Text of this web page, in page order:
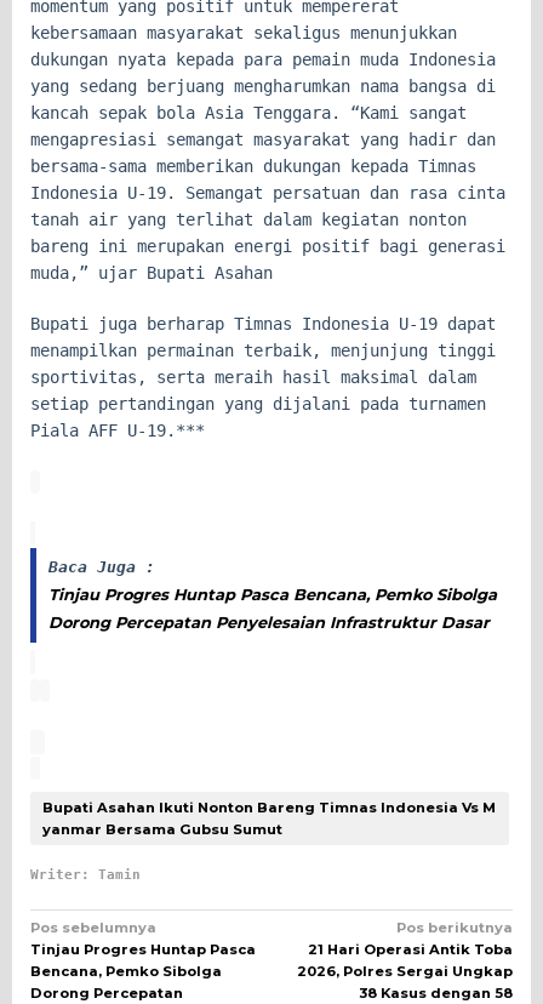
momentum yang positif untuk mempererat
kebersamaan masyarakat sekaligus menunjukkan
dukungan nyata kepada para pemain muda Indonesia
yang sedang berjuang mengharumkan nama bangsa di
kancah sepak bola Asia Tenggara. “Kami sangat
mengapresiasi semangat masyarakat yang hadir dan
bersama-sama memberikan dukungan kepada Timnas
Indonesia U-19. Semangat persatuan dan rasa cinta
tanah air yang terlihat dalam kegiatan nonton
bareng ini merupakan energi positif bagi generasi
muda,” ujar Bupati Asahan
Bupati juga berharap Timnas Indonesia U-19 dapat
menampilkan permainan terbaik, menjunjung tinggi
sportivitas, serta meraih hasil maksimal dalam
setiap pertandingan yang dijalani pada turnamen
Piala AFF U-19.***
Baca Juga :
Tinjau Progres Huntap Pasca Bencana, Pemko Sibolga
Dorong Percepatan Penyelesaian Infrastruktur Dasar
Bupati Asahan Ikuti Nonton Bareng Timnas Indonesia Vs M
yanmar Bersama Gubsu Sumut
Writer: Tamin
Navigasi
pos
Pos sebelumnya
Tinjau Progres Huntap Pasca
Bencana, Pemko Sibolga
Dorong Percepatan
Pos berikutnya
21 Hari Operasi Antik Toba
2026, Polres Sergai Ungkap
38 Kasus dengan 58